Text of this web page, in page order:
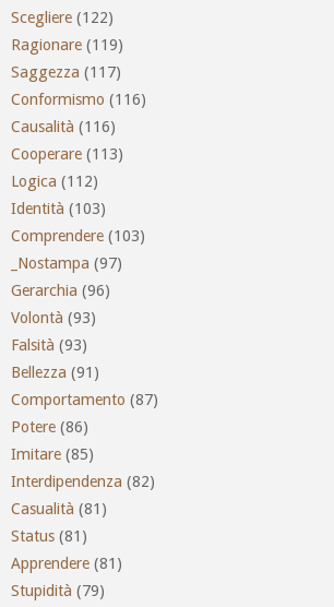
Scegliere (122)
Ragionare (119)
Saggezza (117)
Conformismo (116)
Causalità (116)
Cooperare (113)
Logica (112)
Identità (103)
Comprendere (103)
_Nostampa (97)
Gerarchia (96)
Volontà (93)
Falsità (93)
Bellezza (91)
Comportamento (87)
Potere (86)
Imitare (85)
Interdipendenza (82)
Casualità (81)
Status (81)
Apprendere (81)
Stupidità (79)